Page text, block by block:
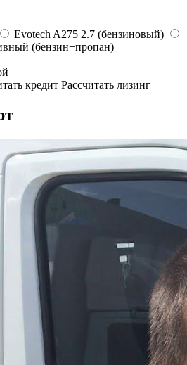
Evotech A275 2.7 (бензиновый)
(бензин+пропан)
кредит Рассчитать лизинг